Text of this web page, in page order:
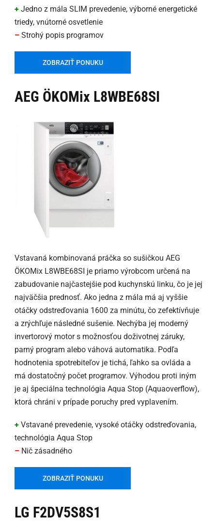
+ Jedno z mála SLIM prevedenie, výborné energetické
triedy, vnútorné osvetlenie
– Strohý popis programov
ZOBRAZIŤ PONUKU
AEG ÖKOMix L8WBE68SI
Vstavaná kombinovaná práčka so sušičkou AEG
ÖKOMix L8WBE68SI je priamo výrobcom určená na
zabudovanie najčastejšie pod kuchynskú linku, čo je jej
najväčšia prednosť. Ako jedna z mála má aj vyššie
otáčky odstreďovania 1600 za minútu, čo zefektívňuje
a zrýchľuje následné sušenie. Nechýba jej moderný
invertorový motor s možnosťou doživotnej záruky,
parný program alebo váhová automatika. Podľa
hodnotenia spotrebiteľov je tichá, ľahko sa ovláda a
má dostatočný počet programov. Výhodou proti iným
je aj špeciálna technológia Aqua Stop (Aquaoverflow),
ktorá chráni v prípade poruchy pred vyplavením.
+ Vstavané prevedenie, vysoké otáčky odstreďovania,
technológia Aqua Stop
– Nič zásadného
ZOBRAZIŤ PONUKU
LG F2DV5S8S1